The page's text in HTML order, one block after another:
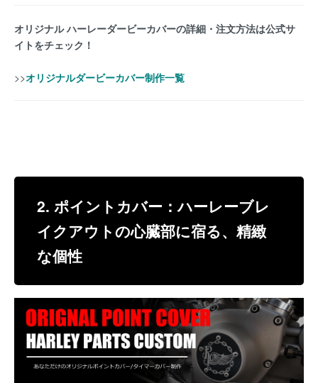
オリジナル ハーレーダービーカバーの詳細・注文方法は公式サ
イトをチェック！
>>オリジナルダービーカバー制作一覧
2. ポイントカバー：ハーレーブレ
イクアウトの心臓部に宿る、精緻
な個性